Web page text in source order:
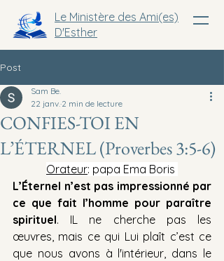
Le Ministère des Ami(es)
D'Esther
Post
CONFIES-TOI EN
L’ÉTERNEL (Proverbes 3:5-6)
Sam Be.
22 janv. 2 min de lecture
Orateur: papa Ema Boris
L’Éternel n’est pas impressionné par
ce que fait l’homme pour paraître
spirituel. IL ne cherche pas les
œuvres, mais ce qui Lui plaît c’est ce
que nous avons à l'intérieur, dans le